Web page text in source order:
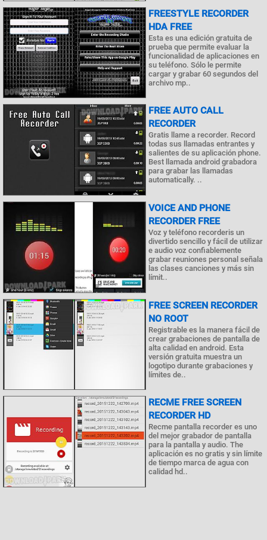
FREESTYLE RECORDER
HDA FREE
Esta es una edición gratuita de
prueba que permite evaluar la
funcionalidad de aplicaciones en
su teléfono. Sólo le permite
cargar y grabar 60 segundos del
archivo mp..
FREE AUTO CALL
RECORDER
Gratis llame a recorder. Record
todas sus llamadas entrantes y
salientes de su aplicación phone.
Best llamada android grabadora
para grabar las llamadas
automatically. ..
VOICE AND PHONE
RECORDER FREE
Voz y teléfono recorderis un
divertido sencillo y fácil de utilizar
e audio voz confiablemente
grabar reuniones personal señala
las clases canciones y más sin
límit..
FREE SCREEN RECORDER
NO ROOT
Registrable es la manera fácil de
crear grabaciones de pantalla de
alta calidad en android. Esta
versión gratuita muestra un
logotipo durante grabaciones y
límites de..
RECME FREE SCREEN
RECORDER HD
Recme pantalla recorder es uno
del mejor grabador de pantalla
para la pantalla y audio. The
aplicación es no gratis y sin límite
de tiempo marca de agua con
calidad hd..